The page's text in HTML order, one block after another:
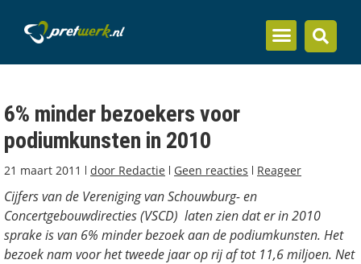
6% minder bezoekers voor
podiumkunsten in 2010
21 maart 2011 door Redactie Geen reacties Reageer
Cijfers van de Vereniging van Schouwburg- en
Concertgebouwdirecties (VSCD) laten zien dat er in 2010
sprake is van 6% minder bezoek aan de podiumkunsten. Het
bezoek nam voor het tweede jaar op rij af tot 11,6 miljoen. Net